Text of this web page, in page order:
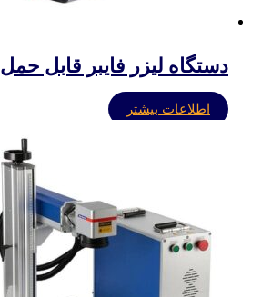
دستگاه لیزر فایبر قابل حمل
اطلاعات بیشتر